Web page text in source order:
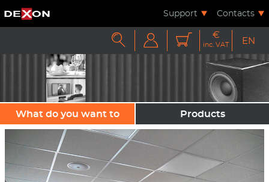
Support Contacts
   €
inc. VAT EN
What do you want to
sound?
Products